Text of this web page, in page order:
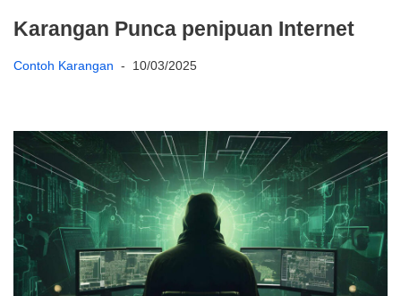
Karangan Punca penipuan Internet
Contoh Karangan 10/03/2025